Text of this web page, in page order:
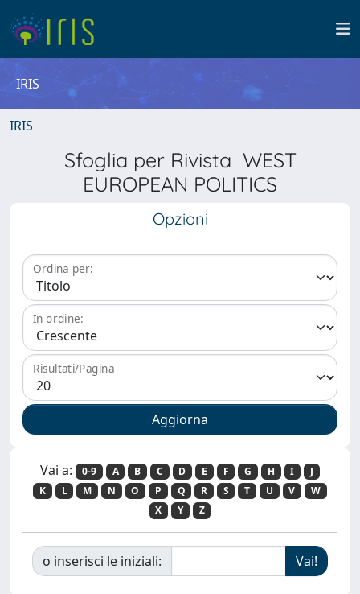
IRIS
IRIS
Sfoglia per Rivista WEST
EUROPEAN POLITICS
Opzioni
Ordina per:
In ordine:
Risultati/Pagina
Vai a: 0-9 A B C D E F G H I
J
K
L M N O P Q R S T U V
W
X
Y Z
o inserisci le iniziali: